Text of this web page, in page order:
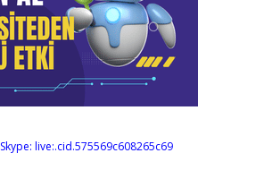
Skype: live:.cid.575569c608265c69